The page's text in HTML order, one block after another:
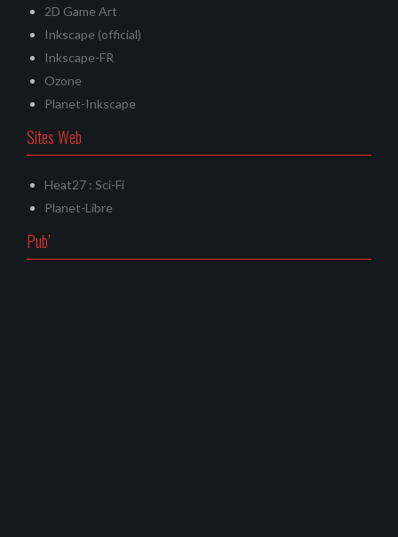
2D Game Art
Inkscape (official)
Inkscape-FR
Ozone
Planet-Inkscape
Sites Web
Heat27 : Sci-Fi
Planet-Libre
Pub’